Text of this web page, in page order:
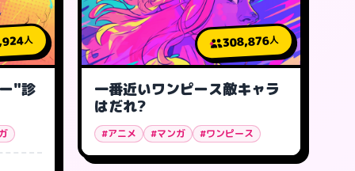
人
"診
308,876人
一番近いワンピース敵キャラ
はだれ?
#アニメ #マンガ #ワンピース